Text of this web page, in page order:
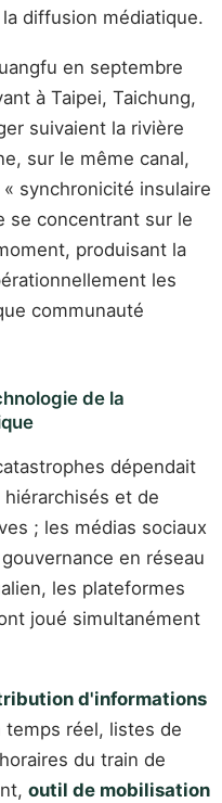
diffusion médiatique.
en septembre
à Taipei, Taichung,
suivaient la rivière
sur le même canal,
synchronicité insulaire
se concentrant sur le
produisant la
les
communauté
de la
dépendait
et de
; les médias sociaux
en réseau
les plateformes
joué simultanément
d'informations
réel, listes de
du train de
outil de mobilisation